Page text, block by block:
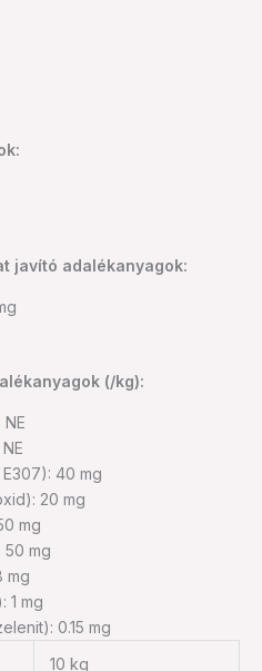
javító adalékanyagok:
(/kg):
40 mg
20 mg
mg
50 mg
mg
1 mg
0.15 mg
10 kg